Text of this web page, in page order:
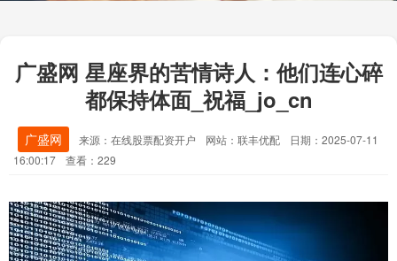
广盛网 星座界的苦情诗人：他们连心碎
都保持体面_祝福_jo_cn
广盛网 来源：在线股票配资开户 网站：联丰优配
日期：2025-07-11
16:00:17
查看：229